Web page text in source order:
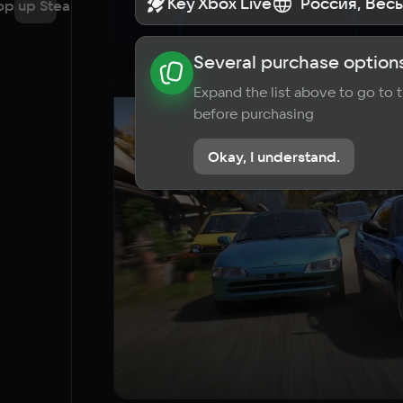
up Steam
About the game News
Several purchase
Expand the list above to go to
before purchasing
Okay, I understand.